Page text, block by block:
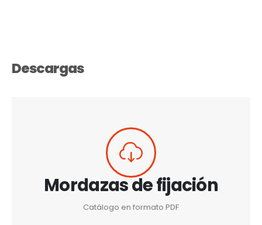
Descargas
Mordazas de fijación
Catálogo en formato PDF